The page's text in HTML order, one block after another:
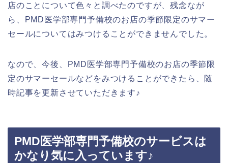
店のことについて色々と調べたのですが、残念なが
ら、PMD医学部専門予備校のお店の季節限定のサマー
セールについてはみつけることができませんでした。
なので、今後、PMD医学部専門予備校のお店の季節限
定のサマーセールなどをみつけることができたら、随
時記事を更新させていただきます♪
PMD医学部専門予備校のサービスは
かなり気に入っています♪